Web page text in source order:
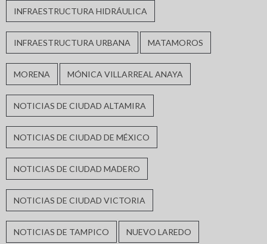
INFRAESTRUCTURA HIDRÁULICA
INFRAESTRUCTURA URBANA MATAMOROS
MORENA MÓNICA VILLARREAL ANAYA
NOTICIAS DE CIUDAD ALTAMIRA
NOTICIAS DE CIUDAD DE MÉXICO
NOTICIAS DE CIUDAD MADERO
NOTICIAS DE CIUDAD VICTORIA
NOTICIAS DE TAMPICO NUEVO LAREDO